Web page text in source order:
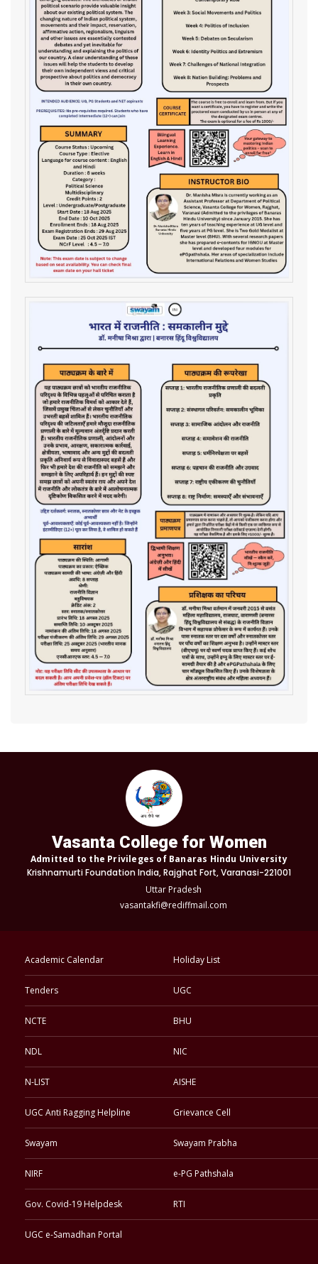
Vasanta College for Women
Admitted to the Privileges of Banaras Hindu University
Krishnamurti Foundation India, Rajghat Fort, Varanasi-221001
Uttar Pradesh
vasantakfi@rediffmail.com
Academic Calendar Holiday List
Tenders UGC
NCTE BHU
NDL NIC
N-LIST AISHE
UGC Anti Ragging Helpline Grievance Cell
Swayam Swayam Prabha
NIRF e-PG Pathshala
Gov. Covid-19 Helpdesk RTI
UGC e-Samadhan Portal